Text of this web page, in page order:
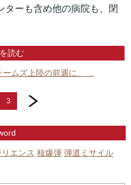
ターも含め他の病院も、閉
読む
ムズ上陸の前週に、…
3
next
リエンス 核爆弾 弾道ミサイル